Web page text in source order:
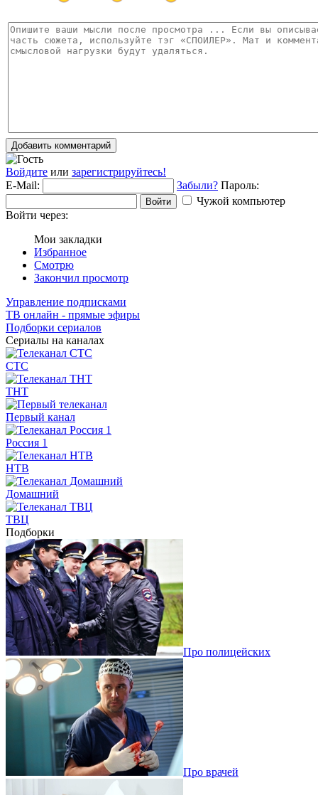
Добавить комментарий
Войдите или зарегистрируйтесь!
E-Mail:
Забыли? Пароль:
Войти
Чужой компьютер
Войти через:
Мои закладки
Избранное
Смотрю
Закончил просмотр
Управление подписками
ТВ онлайн - прямые эфиры
Подборки сериалов
Сериалы на каналах
СТС
ТНТ
Первый канал
Россия 1
НТВ
Домашний
ТВЦ
Подборки
Про полицейских
Про врачей